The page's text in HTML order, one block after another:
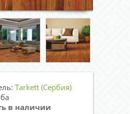
Tarkett (Сербия)
в наличии